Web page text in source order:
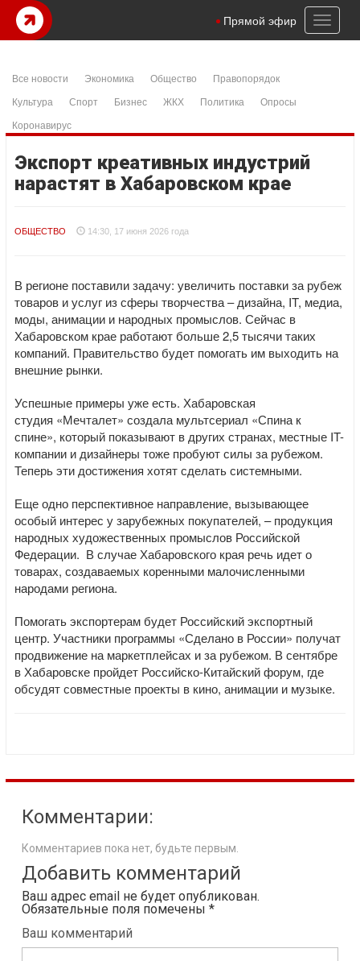
Toggle
Прямой эфир
Все новости Экономика Общество
Правопорядок
Культура
Спорт Бизнес ЖКХ Политика
Опросы
Коронавирус
Экспорт креативных индустрий
нарастят в Хабаровском крае
ОБЩЕСТВО 14:30, 17 июня 2026 года
В регионе поставили задачу: увеличить поставки за рубеж
товаров и услуг из сферы творчества – дизайна, IT, медиа,
моды, анимации и народных промыслов. Сейчас в
Хабаровском крае работают больше 2,5 тысячи таких
компаний. Правительство будет помогать им выходить на
внешние рынки.
Успешные примеры уже есть. Хабаровская
студия «Мечталет» создала мультсериал «Спина к
спине», который показывают в других странах, местные IT-
компании и дизайнеры тоже пробуют силы за рубежом.
Теперь эти достижения хотят сделать системными.
Еще одно перспективное направление, вызывающее
особый интерес у зарубежных покупателей, – продукция
народных художественных промыслов Российской
Федерации. В случае Хабаровского края речь идет о
товарах, создаваемых коренными малочисленными
народами региона.
Помогать экспортерам будет Российский экспортный
центр. Участники программы «Сделано в России» получат
продвижение на маркетплейсах и за рубежом. В сентябре
в Хабаровске пройдет Российско-Китайский форум, где
обсудят совместные проекты в кино, анимации и музыке.
Комментарии:
Комментариев пока нет, будьте первым.
Добавить комментарий
Ваш адрес email не будет опубликован.
Обязательные поля помечены *
Ваш комментарий